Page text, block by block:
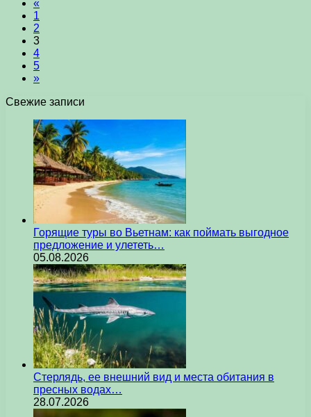
«
1
2
3
4
5
»
Свежие записи
Горящие туры во Вьетнам: как поймать выгодное
предложение и улететь…
05.08.2026
Стерлядь, ее внешний вид и места обитания в
пресных водах…
28.07.2026